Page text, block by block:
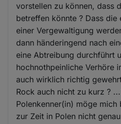
vorstellen zu können, dass
betreffen könnte ? Dass die
einer Vergewaltigung
dann händeringend nach
eine Abtreibung durchführt
hochnothpeinliche Verhöre
auch wirklich richtig
Rock auch nicht zu kurz ?
Polenkenner(in) möge
zur Zeit in Polen nicht